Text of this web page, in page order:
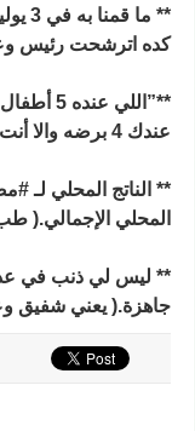
**
كده اترشحت رئيس
عندك 4 برضه والا أنت مش مصري زيننا ؟)
** الناتج المحلي لـ
المحلي الإجمالي.(
** ليس لي ذنب في
جاهزة.( يعني شفيق